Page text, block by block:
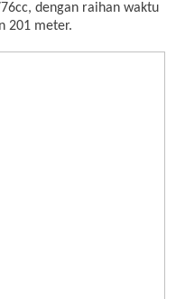
dengan raihan waktu
201 meter.